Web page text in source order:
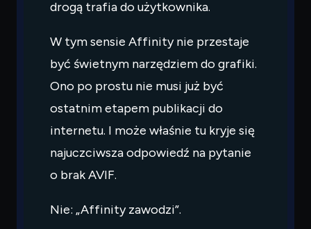
drogą trafia do użytkownika.
W tym sensie Affinity nie przestaje
być świetnym narzędziem do grafiki.
Ono po prostu nie musi już być
ostatnim etapem publikacji do
internetu. I może właśnie tu kryje się
najuczciwsza odpowiedź na pytanie
o brak AVIF.
Nie: „Affinity zawodzi”.